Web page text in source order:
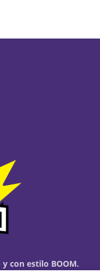
con estilo BOOM.